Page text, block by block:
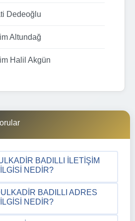
Dedeoğlu
Altundağ
Halil Akgün
BADILLI İLETIŞIM
NEDIR?
BADILLI ADRES
NEDIR?